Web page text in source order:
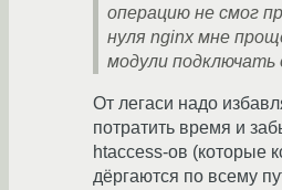
операцию не смог
нуля nginx мне
модули
От легаси надо
потратить время и
htaccess-ов (которые
дёргаются по всему